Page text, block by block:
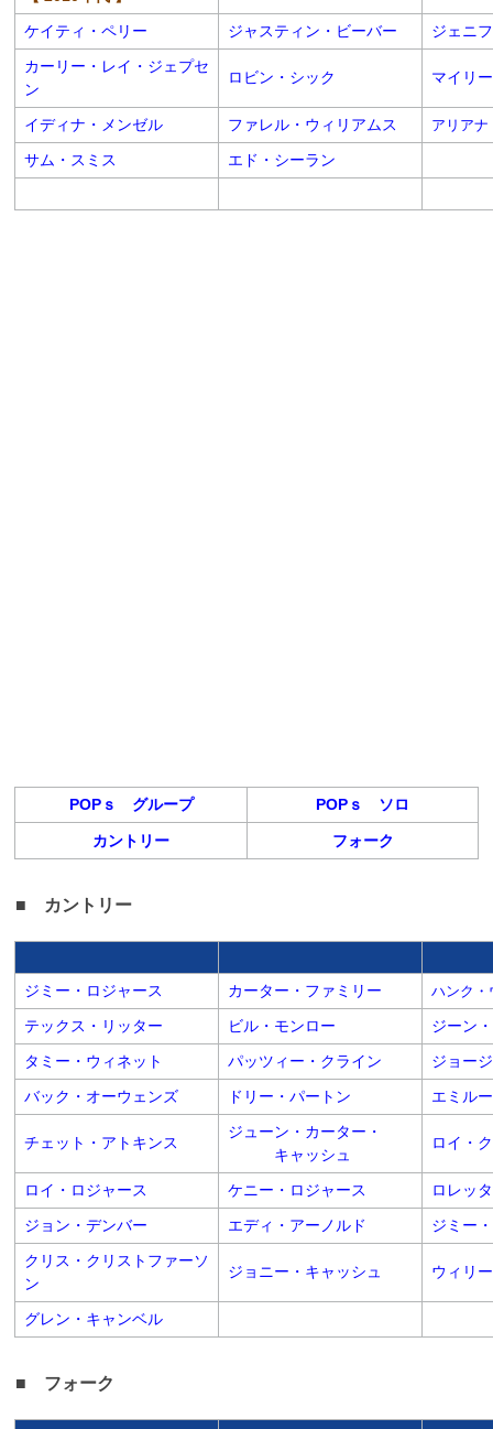
ケイティ・ペリー
ジャスティン・ビーバー
ジェニ
カーリー・レイ・ジェプセ
ン
ロビン・シック マイリ
イディナ・メンゼル ファレル・ウィリアムス アリアナ
サム・スミス エド・シーラン
POPｓ グループ POPｓ ソロ
カントリー フォーク
■ カントリー
ジミー・ロジャース カーター・ファミリー ハンク・
テックス・リッター ビル・モンロー
ジーン
タミー・ウィネット
パッツィー・クライン
ジョー
バック・オーウェンズ
ドリー・パートン エミル
チェット・アトキンス
ジューン・カーター・
キャッシュ
ロイ・
ロイ・ロジャース ケニー・ロジャース
ロレッ
ジョン・デンバー
エディ・アーノルド
ジミー
クリス・クリストファーソ
ン
ジョニー・キャッシュ ウィリ
グレン・キャンベル
■ フォーク